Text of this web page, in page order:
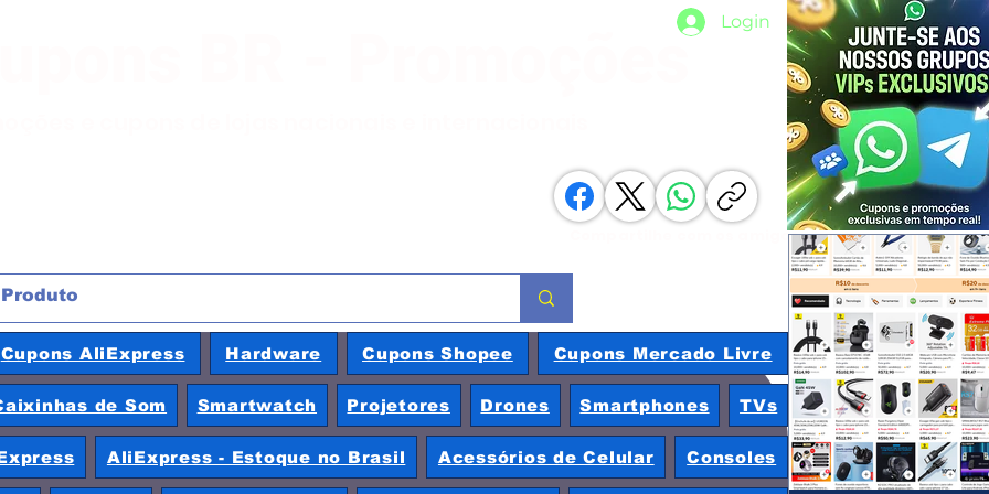
Login
BR - Promoções
Compartilhe com os amigos
Cupons AliExpress Hardware Cupons Shopee Cupons Mercado Livre
de Som Smartwatch Projetores Drones Smartphones TVs
AliExpress - Estoque no Brasil Acessórios de Celular Consoles